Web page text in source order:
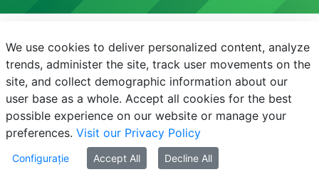
E-mail Telefonkönyv NEPTUN
E-learning
Bejelentkezés
Adatvédelem
mate-copyright
We use cookies to deliver personalized content, analyze
trends, administer the site, track user movements on the
site, and collect demographic information about our
user base as a whole. Accept all cookies for the best
possible experience on our website or manage your
preferences. Visit our Privacy Policy
Configurație Accept All Decline All